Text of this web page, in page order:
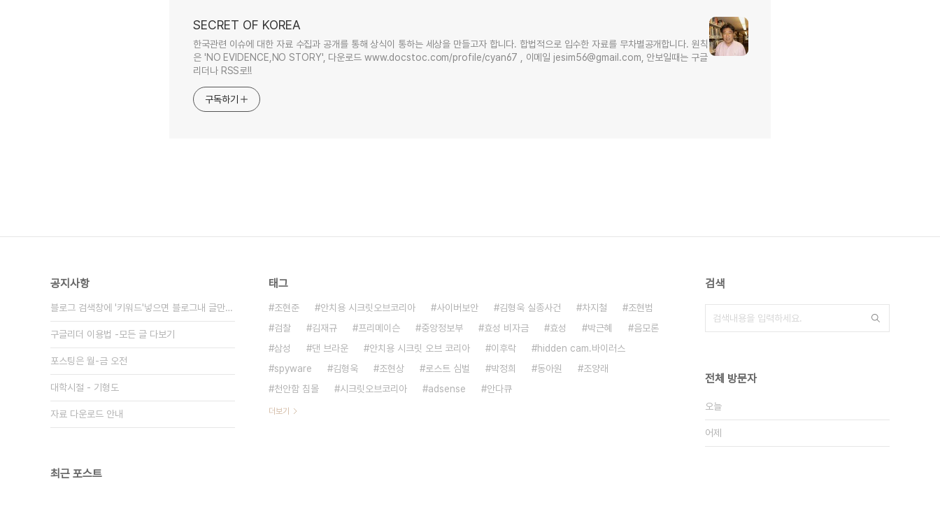
SECRET OF KOREA
한국관련 이슈에 대한 자료 수집과 공개를 통해 상식이 통하는 세상을 만들고자 합니다. 합법적으로 입수한 자료를 무차별공개합니다. 원칙
은 'NO EVIDENCE,NO STORY', 다운로드 www.docstoc.com/profile/cyan67 , 이메일 jesim56@gmail.com, 안보일때는 구글
리더나 RSS로!!
구독하기
공지사항
블로그 검색창에 '키워드'넣으면 블로그내 글만 검색
구글리더 이용법 -모든 글 다보기
포스팅은 월-금 오전
대학시절 - 기형도
자료 다운로드 안내
최근 포스트
태그
조현준 안치용 시크릿오브코리아 사이버보안 김형욱 실종사건 차지철
조현범
검찰
김재규 프리메이슨 중앙정보부 효성 비자금 효성 박근혜
음모론
삼성
댄 브라운 안치용 시크릿 오브 코리아 이후락
hidden cam.바이러스
spyware
김형욱 조현상 로스트 심벌 박정희 동아원
조양래
천안함 침몰
시크릿오브코리아 adsense 안다큐
더보기
검색
전체 방문자
오늘
어제